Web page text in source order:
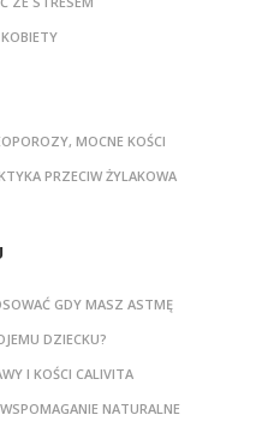
MOCNE KOŚCI
PRZECIW ŻYLAKOWA
GDY MASZ ASTMĘ
DZIECKU?
I KOŚCI CALIVITA
NATURALNE